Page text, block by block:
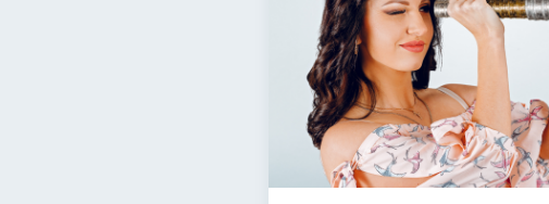
Derechos & Deberes 4
Inversiones Finanzas
Información financiera 1
información financiera 1